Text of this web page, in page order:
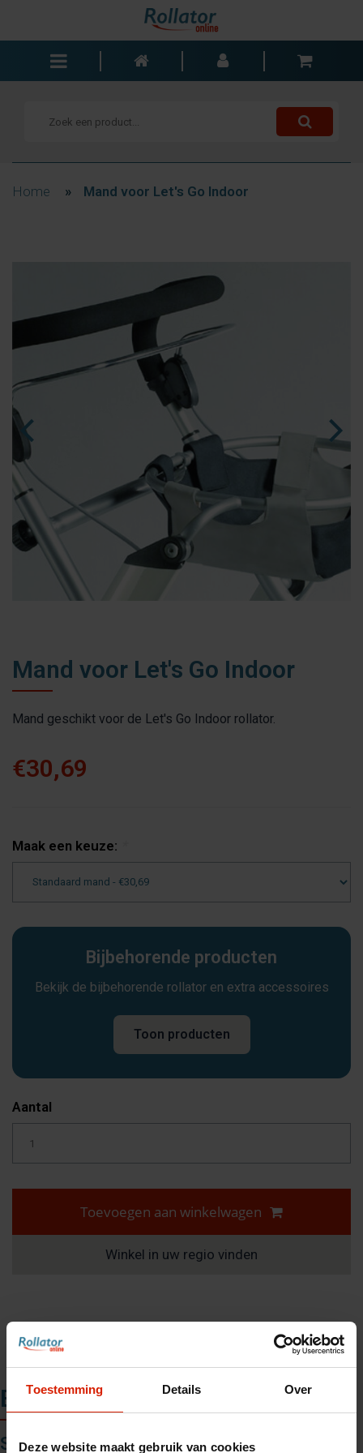
Toestemming Details Over
Deze website maakt gebruik van cookies
Rolstoelen
Blogs
Contact
nl
fr
Home » Mand voor Let's Go Indoor
Mand voor Let's Go Indoor
Mand geschikt voor de Let's Go Indoor rollator.
€30,69
Maak een keuze:
Bijbehorende producten
Bekijk de bijbehorende rollator en extra accessoires
Toon producten
Aantal
Toevoegen aan winkelwagen
Winkel in uw regio vinden
Beschrijving
Stoffen mand voorLet’s Go Indoor